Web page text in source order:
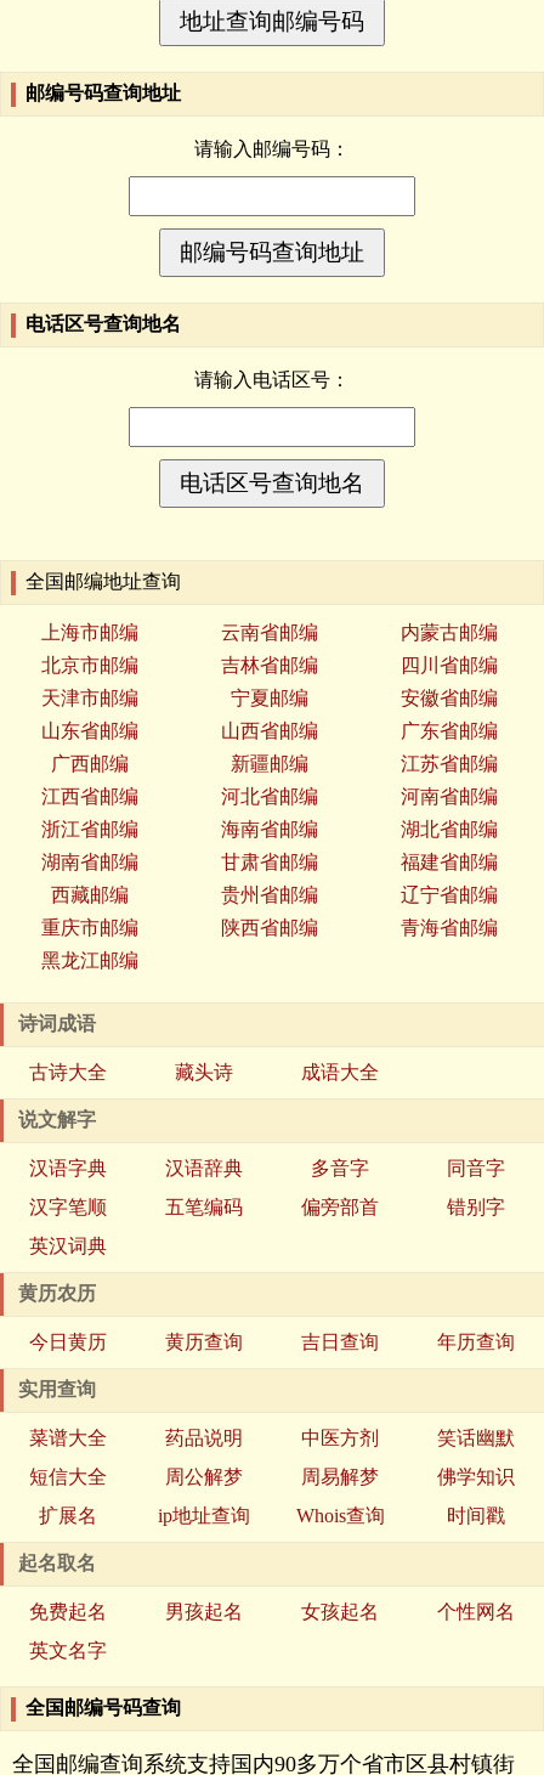
邮编号码查询地址
请输入邮编号码：
电话区号查询地名
请输入电话区号：
全国邮编地址查询
上海市邮编 云南省邮编
内蒙古邮编
北京市邮编
吉林省邮编
四川省邮编
天津市邮编
宁夏邮编
安徽省邮编
山东省邮编
山西省邮编
广东省邮编
广西邮编
新疆邮编
江苏省邮编
江西省邮编
河北省邮编
河南省邮编
浙江省邮编
海南省邮编
湖北省邮编
湖南省邮编
甘肃省邮编
福建省邮编
西藏邮编
贵州省邮编
辽宁省邮编
重庆市邮编
陕西省邮编
青海省邮编
黑龙江邮编
诗词成语
古诗大全 藏头诗 成语大全
说文解字
汉语字典 汉语辞典 多音字
同音字
汉字笔顺
五笔编码 偏旁部首
错别字
英汉词典
黄历农历
今日黄历 黄历查询 吉日查询 年历查询
实用查询
菜谱大全 药品说明 中医方剂
笑话幽默
短信大全
周公解梦 周易解梦
佛学知识
扩展名
ip地址查询 Whois查询 时间戳
起名取名
免费起名 男孩起名 女孩起名
个性网名
英文名字
全国邮编号码查询
全国邮编查询系统支持国内90多万个省市区县村镇街